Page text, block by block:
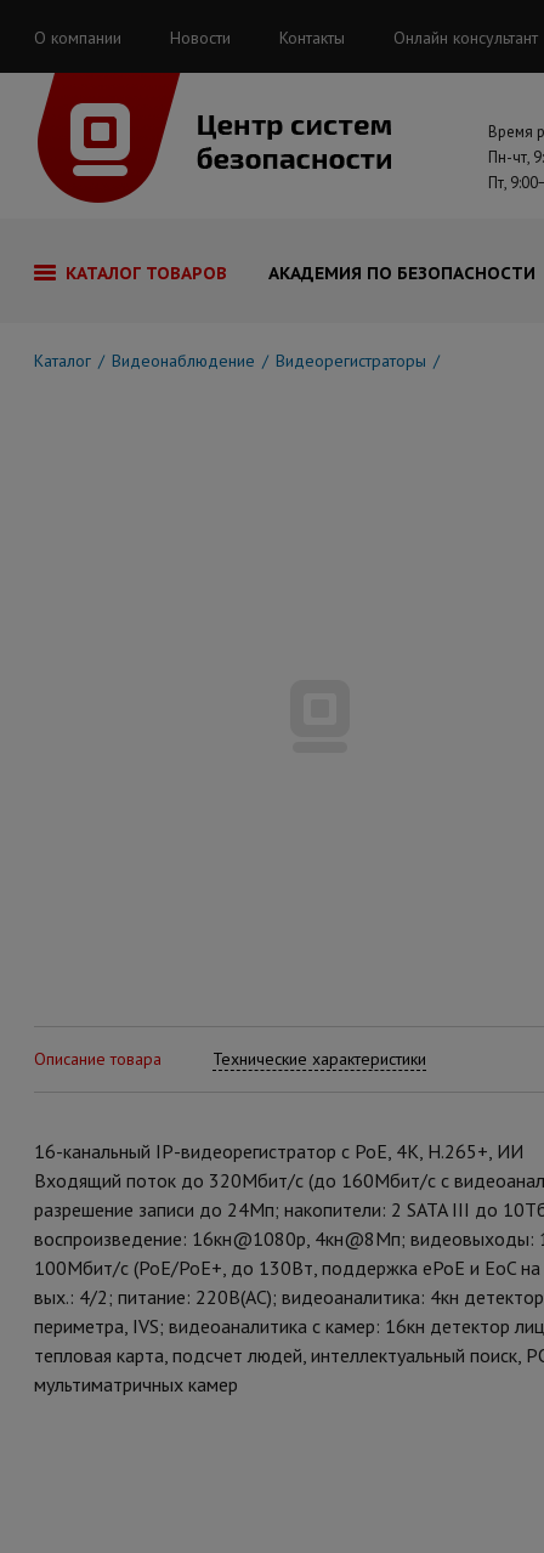
О компании Новости Контакты Онлайн консультант
Время
Пн-чт,
Пт,
КАТАЛОГ ТОВАРОВ АКАДЕМИЯ ПО БЕЗОПАСНОСТИ
Каталог Видеонаблюдение Видеорегистраторы
Описание товара Технические характеристики
16-канальный IP-видеорегистратор с PoE, 4K, H.265+, ИИ
Входящий поток до 320Мбит/с (до 160Мбит/с с
разрешение записи до 24Мп; накопители: 2 SATA III до
воспроизведение: 16кн@1080p, 4кн@8Мп; видеовыходы:
100Мбит/с (PoE/PoE+, до 130Вт, поддержка ePoE и EoC
вых.: 4/2; питание: 220В(AC); видеоаналитика: 4кн
периметра, IVS; видеоаналитика с камер: 16кн детектор
тепловая карта, подсчет людей, интеллектуальный поиск,
мультиматричных камер